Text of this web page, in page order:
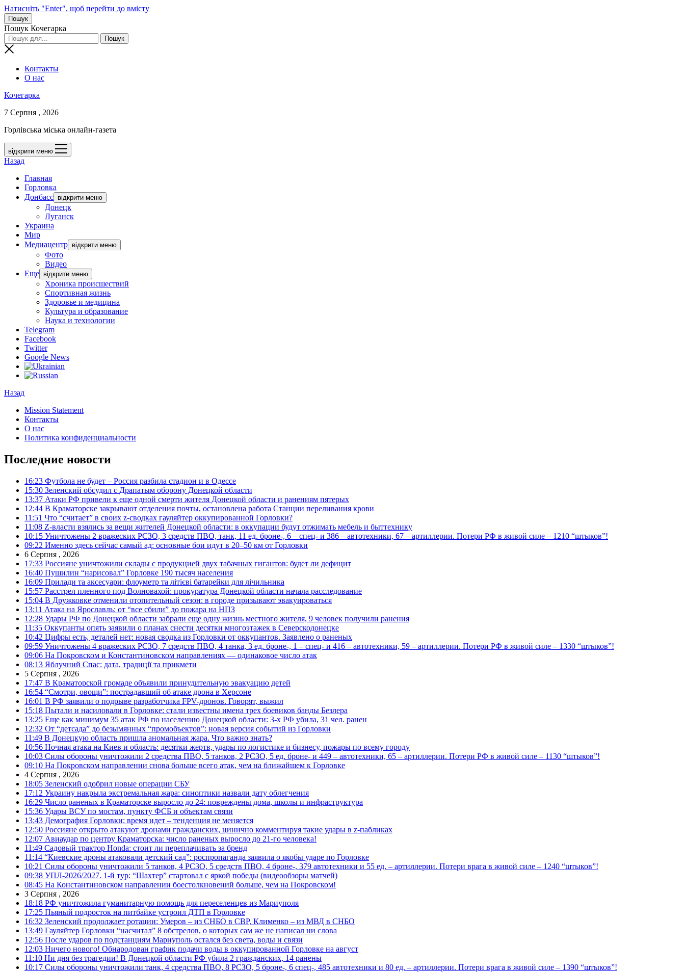
Натисніть "Enter", щоб перейти до вмісту
Пошук
Пошук Кочегарка
Контакты
О нас
Кочегарка
7 Серпня , 2026
Горлівська міська онлайн-газета
відкрити меню
Назад
Главная
Горловка
Донбасс відкрити меню
Донецк
Луганск
Украина
Мир
Медиацентр відкрити меню
Фото
Видео
Еще відкрити меню
Хроника происшествий
Спортивная жизнь
Здоровье и медицина
Культура и образование
Наука и технологии
Telegram
Facebook
Twitter
Google News
Назад
Mission Statement
Контакты
О нас
Политика конфиденциальности
Последние новости
16:23 Футбола не будет – Россия разбила стадион и в Одессе
15:30 Зеленский обсудил с Драпатым оборону Донецкой области
13:37 Атаки РФ привели к еще одной смерти жителя Донецкой области и ранениям пятерых
12:44 В Краматорске закрывают отделения почты, остановлена работа Станции переливания крови
11:51 Что “считает” в своих z-сводках гауляйтер оккупированной Горловки?
11:08 Z-власти взялись за вещи жителей Донецкой области: в оккупации будут отжимать мебель и быттехнику
10:15 Уничтожены 2 вражеских РСЗО, 3 средств ПВО, танк, 11 ед. броне-, 6 – спец- и 386 – автотехники, 67 – артиллерии. Потери РФ в живой силе – 1210 “штыков”!
09:22 Именно здесь сейчас самый ад: основные бои идут в 20–50 км от Горловки
6 Серпня , 2026
17:33 Россияне уничтожили склады с продукцией двух табачных гигантов: будет ли дефицит
16:40 Пушилин “нарисовал” Горловке 190 тысяч населения
16:09 Прилади та аксесуари: флоуметр та літієві батарейки для лічильника
15:57 Расстрел пленного под Волновахой: прокуратура Донецкой области начала расследование
15:04 В Дружковке отменили отопительный сезон: в городе призывают эвакуироваться
13:11 Атака на Ярославль: от “все сбили” до пожара на НПЗ
12:28 Удары РФ по Донецкой области забрали еще одну жизнь местного жителя, 9 человек получили ранения
11:35 Оккупанты опять заявили о планах снести десятки многоэтажек в Северскодонецке
10:42 Цифры есть, деталей нет: новая сводка из Горловки от оккупантов. Заявлено о раненых
09:59 Уничтожены 4 вражеских РСЗО, 7 средств ПВО, 4 танка, 3 ед. броне-, 1 – спец- и 416 – автотехники, 59 – артиллерии. Потери РФ в живой силе – 1330 “штыков”!
09:06 На Покровском и Константиновском направлениях — одинаковое число атак
08:13 Яблучний Спас: дата, традиції та прикмети
5 Серпня , 2026
17:47 В Краматорской громаде объявили принудительную эвакуацию детей
16:54 “Смотри, овощи”: пострадавший об атаке дрона в Херсоне
16:01 В РФ заявили о подрыве разработчика FPV-дронов. Говорят, выжил
15:18 Пытали и насиловали в Горловке: стали известны имена трех боевиков банды Безлера
13:25 Еще как минимум 35 атак РФ по населению Донецкой области: 3-х РФ убила, 31 чел. ранен
12:32 От “детсада” до безымянных “промобъектов”: новая версия событий из Горловки
11:49 В Донецкую область пришла аномальная жара. Что важно знать?
10:56 Ночная атака на Киев и область: десятки жертв, удары по логистике и бизнесу, пожары по всему городу
10:03 Силы обороны уничтожили 2 средства ПВО, 5 танков, 2 РСЗО, 5 ед. броне- и 449 – автотехники, 65 – артиллерии. Потери РФ в живой силе – 1130 “штыков”!
09:10 На Покровском направлении снова больше всего атак, чем на ближайшем к Горловке
4 Серпня , 2026
18:05 Зеленский одобрил новые операции СБУ
17:12 Украину накрыла экстремальная жара: синоптики назвали дату облегчения
16:29 Число раненых в Краматорске выросло до 24: повреждены дома, школы и инфраструктура
15:36 Удары ВСУ по мостам, пункту ФСБ и объектам связи
13:43 Демография Горловки: время идет – тенденция не меняется
12:50 Россияне открыто атакуют дронами гражданских, цинично комментируя такие удары в z-пабликах
12:07 Авиаудар по центру Краматорска: число раненых выросло до 21-го человека!
11:49 Садовый трактор Honda: стоит ли переплачивать за бренд
11:14 “Киевские дроны атаковали детский сад”: роспропаганда заявила о якобы ударе по Горловке
10:21 Силы обороны уничтожили 5 танков, 4 РСЗО, 5 средств ПВО, 4 броне-, 379 автотехники и 55 ед. – артиллерии. Потери врага в живой силе – 1240 “штыков”!
09:38 УПЛ-2026/2027. 1-й тур: “Шахтер” стартовал с яркой победы (видеообзоры матчей)
08:45 На Константиновском направлении боестолкновений больше, чем на Покровском!
3 Серпня , 2026
18:18 РФ уничтожила гуманитарную помощь для переселенцев из Мариуполя
17:25 Пьяный подросток на питбайке устроил ДТП в Горловке
16:32 Зеленский продолжает ротации: Умеров – из СНБО в СВР, Клименко – из МВД в СНБО
13:49 Гауляйтер Горловки “насчитал” 8 обстрелов, о которых сам же не написал ни слова
12:56 После ударов по подстанциям Мариуполь остался без света, воды и связи
12:03 Ничего нового! Обнародован график подачи воды в оккупированной Горловке на август
11:10 Ни дня без трагедии! В Донецкой области РФ убила 2 гражданских, 14 ранены
10:17 Силы обороны уничтожили танк, 4 средства ПВО, 8 РСЗО, 5 броне-, 6 спец-, 485 автотехники и 80 ед. – артиллерии. Потери врага в живой силе – 1390 “штыков”!